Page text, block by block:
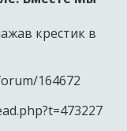
крестик в
164672